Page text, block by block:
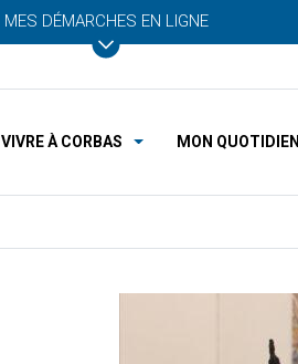
MES DÉMARCHES EN LIGNE
VIVRE À CORBAS MON QUOTIDIEN